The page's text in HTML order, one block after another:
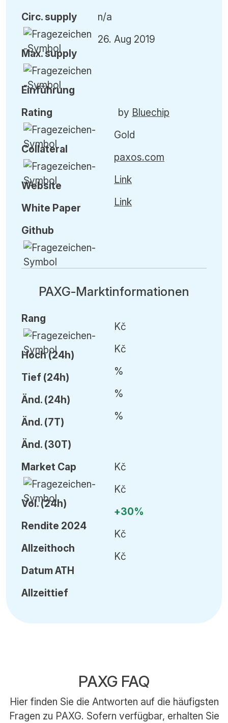
Circ. supply
Max. supply
Einführung
n/a
26. Aug 2019
Rating
Collateral
Website
White Paper
Github
by Bluechip
Gold
paxos.com
Link
Link
PAXG-Marktinformationen
Rang
Hoch (24h)
Tief (24h)
Änd. (24h)
Änd. (7T)
Änd. (30T)
Kč
Kč
%
%
%
Market Cap
Vol.(24h)
Rendite 2024
Allzeithoch
DatumATH
Allzeittief
Kč
Kč
+30%
Kč
Kč
PAXG FAQ
Hier finden Sie die Antworten auf die häufigsten
Fragen zu PAXG. Sofern verfügbar, erhalten Sie